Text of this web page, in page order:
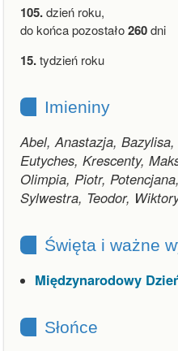
105.dzień roku,
do końca pozostało260dni
15.tydzień roku
Imieniny
Abel, Anastazja,
Eutyches, Krescenty,
Olimpia, Piotr,
Sylwestra, Teodor,
Święta i ważne
Międzynarodowy
Słońce